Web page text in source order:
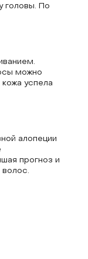
головы. По
можно
успела
алопеции
прогноз и
волос.